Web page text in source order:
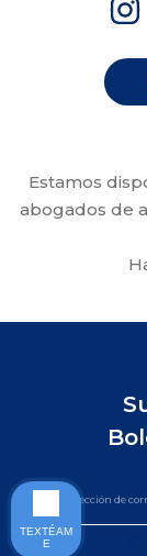
Estamos
abogados de
TEXTÉAM
E